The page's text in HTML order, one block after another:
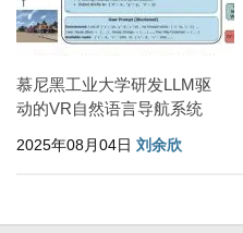
慕尼黑工业大学研发LLM驱
动的VR自然语言导航系统
2025年08月04日 刘余欣